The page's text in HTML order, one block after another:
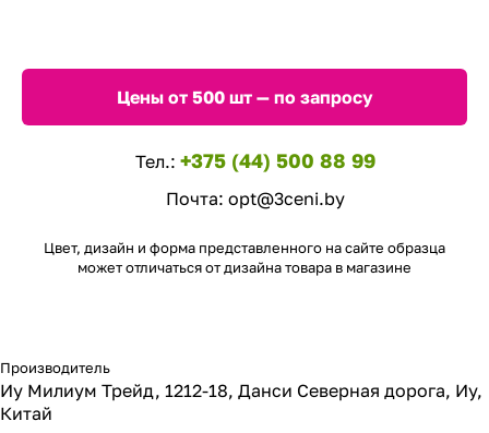
Цены от 500 шт — по запросу
Тел.: +375 (44) 500 88 99
Почта: opt@3ceni.by
Цвет, дизайн и форма представленного на сайте образца
может отличаться от дизайна товара в магазине
Производитель
Иу Милиум Трейд, 1212-18, Данси Северная дорога, Иу,
Китай